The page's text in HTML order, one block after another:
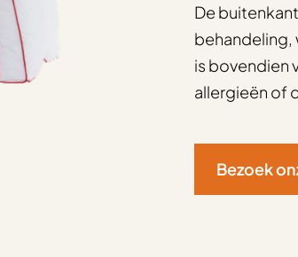
De
behandeling,
is bovendien
allergieën of
Bezoek